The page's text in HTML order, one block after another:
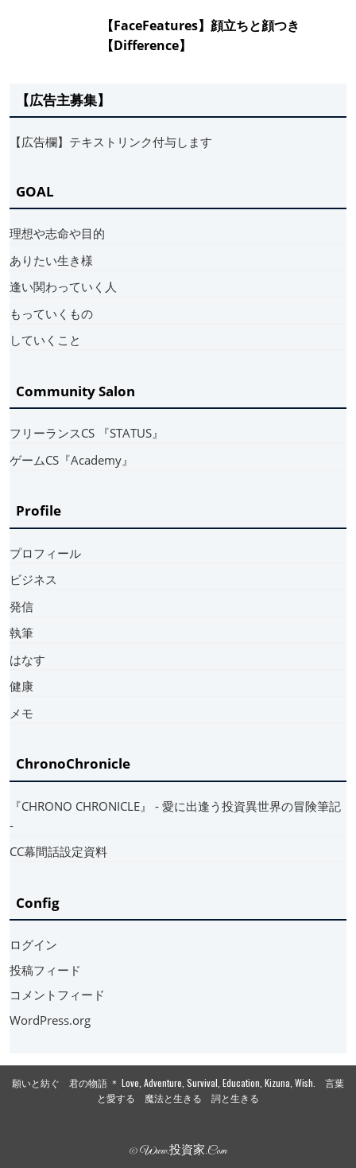
【FaceFeatures】顔立ちと顔つき
【Difference】
【広告主募集】
【広告欄】テキストリンク付与します
GOAL
理想や志命や目的
ありたい生き様
逢い関わっていく人
もっていくもの
していくこと
Community Salon
フリーランスCS 『STATUS』
ゲームCS『Academy』
Profile
プロフィール
ビジネス
発信
執筆
はなす
健康
メモ
ChronoChronicle
『CHRONO CHRONICLE』 ‐ 愛に出逢う投資異世界の冒険筆記
‐
CC幕間話設定資料
Config
ログイン
投稿フィード
コメントフィード
WordPress.org
願いと紡ぐ 君の物語 ＊ Love, Adventure, Survival, Education, Kizuna, Wish. 言葉
と愛する 魔法と生きる 詞と生きる
© Www.投資家.com